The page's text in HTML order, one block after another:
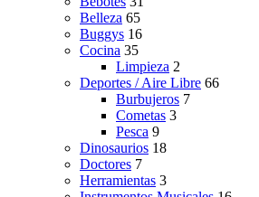
Belleza 65
Buggys 16
Cocina 35
Limpieza 2
Deportes / Aire Libre 66
Burbujeros 7
Cometas 3
Pesca 9
Dinosaurios 18
Doctores 7
Herramientas 3